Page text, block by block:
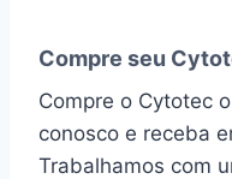
Compre seu
Compre o Cytotec
conosco e receba
Trabalhamos com